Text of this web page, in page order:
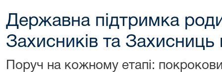
Державна підтримка
Захисників та
Поруч на кожному етапі: